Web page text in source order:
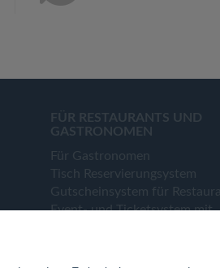
FÜR RESTAURANTS UND
GASTRONOMEN
Für Gastronomen
Tisch Reservierungsystem
Gutscheinsystem für
Event- und Ticketsystem mit